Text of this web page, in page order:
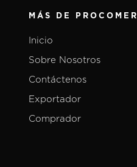
MÁS DE PROCOMER
Inicio
Sobre Nosotros
Contáctenos
Exportador
Comprador